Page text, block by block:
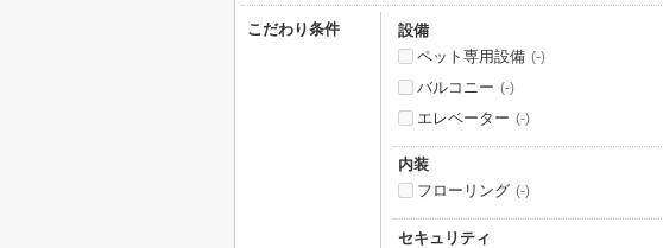
こだわり条件
設備
ペット専用設備 (-)
バルコニー (-)
エレベーター (-)
内装
フローリング (-)
セキュリティ